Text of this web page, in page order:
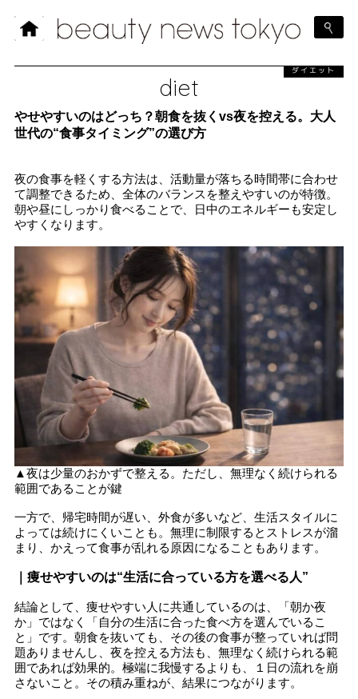
diet
ダイエット
やせやすいのはどっち？朝食を抜くvs夜を控える。大人
世代の“食事タイミング”の選び方
夜の食事を軽くする方法は、活動量が落ちる時間帯に合わせ
て調整できるため、全体のバランスを整えやすいのが特徴。
朝や昼にしっかり食べることで、日中のエネルギーも安定し
やすくなります。
▲夜は少量のおかずで整える。ただし、無理なく続けられる
範囲であることが鍵
一方で、帰宅時間が遅い、外食が多いなど、生活スタイルに
よっては続けにくいことも。無理に制限するとストレスが溜
まり、かえって食事が乱れる原因になることもあります。
｜痩せやすいのは“生活に合っている方を選べる人”
結論として、痩せやすい人に共通しているのは、「朝か夜
か」ではなく「自分の生活に合った食べ方を選んでいるこ
と」です。朝食を抜いても、その後の食事が整っていれば問
題ありませんし、夜を控える方法も、無理なく続けられる範
囲であれば効果的。極端に我慢するよりも、１日の流れを崩
さないこと。その積み重ねが、結果につながります。